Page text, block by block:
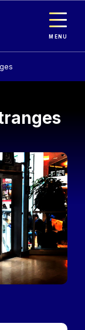
MENU